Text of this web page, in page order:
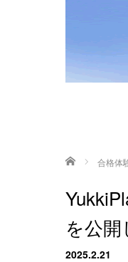
ホーム 合格体
を公
2025.2.21